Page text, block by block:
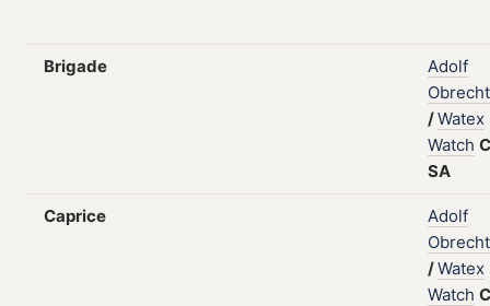
Brigade
Adolf
Obrecht
/Watex
Watch
SA
Caprice
Adolf
Obrecht
/Watex
Watch